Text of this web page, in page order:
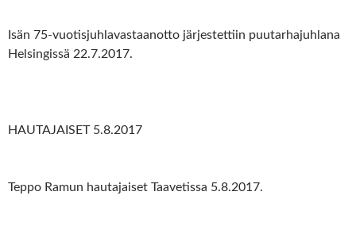
Isän 75-vuotisjuhlavastaanotto järjestettiin puutarhajuhlana
Helsingissä 22.7.2017.
HAUTAJAISET 5.8.2017
Teppo Ramun hautajaiset Taavetissa 5.8.2017.